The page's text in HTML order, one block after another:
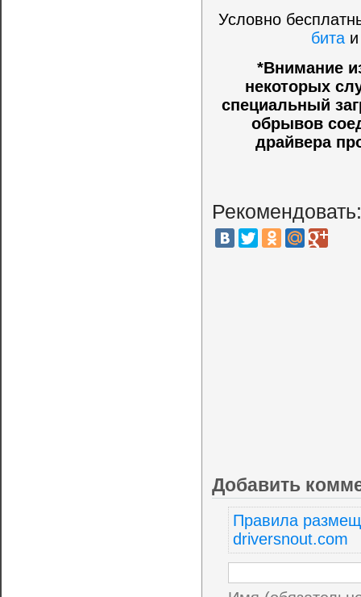
Условно
бита
*Внимание
некоторых
специальный
обрывов
драйвера
Добавить
Правила
driversnout.com